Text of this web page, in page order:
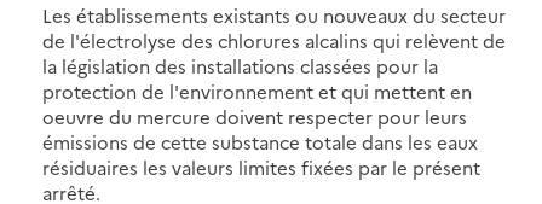
Les établissements existants ou nouveaux du secteur
de l'électrolyse des chlorures alcalins qui relèvent de
la législation des installations classées pour la
protection de l'environnement et qui mettent en
oeuvre du mercure doivent respecter pour leurs
émissions de cette substance totale dans les eaux
résiduaires les valeurs limites fixées par le présent
arrêté.